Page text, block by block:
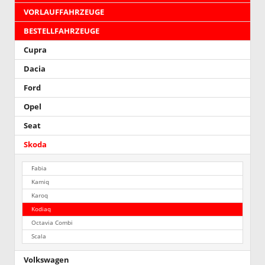
VORLAUFFAHRZEUGE
BESTELLFAHRZEUGE
Cupra
Dacia
Ford
Opel
Seat
Skoda
Fabia
Kamiq
Karoq
Kodiaq
Octavia Combi
Scala
Volkswagen